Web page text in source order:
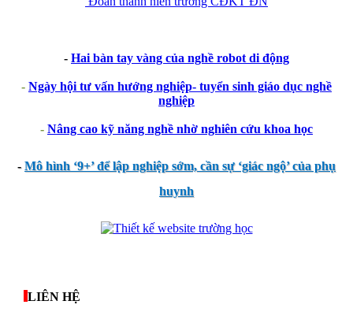
- Hai bàn tay vàng của nghề robot di động
- Ngày hội tư vấn hướng nghiệp- tuyển sinh giáo dục nghề
nghiệp
- Nâng cao kỹ năng nghề nhờ nghiên cứu khoa học
-Mô hình ‘9+’ để lập nghiệp sớm, cần sự ‘giác ngộ’ của phụ
huynh
LIÊN HỆ